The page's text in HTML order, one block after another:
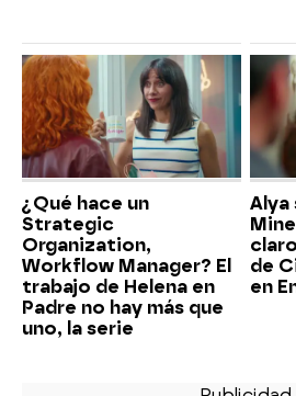
¿Qué hace un
Strategic
Organization,
Workflow Manager? El
trabajo de Helena en
Padre no hay más que
uno, la serie
Alya
de
en